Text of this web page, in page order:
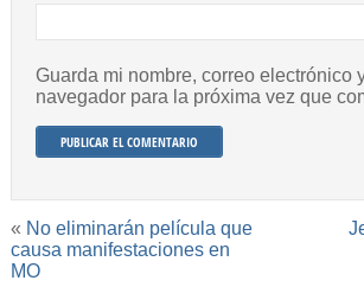
Guarda mi nombre, correo electrónico
navegador para la próxima vez que
« No eliminarán película que
causa manifestaciones en
MO